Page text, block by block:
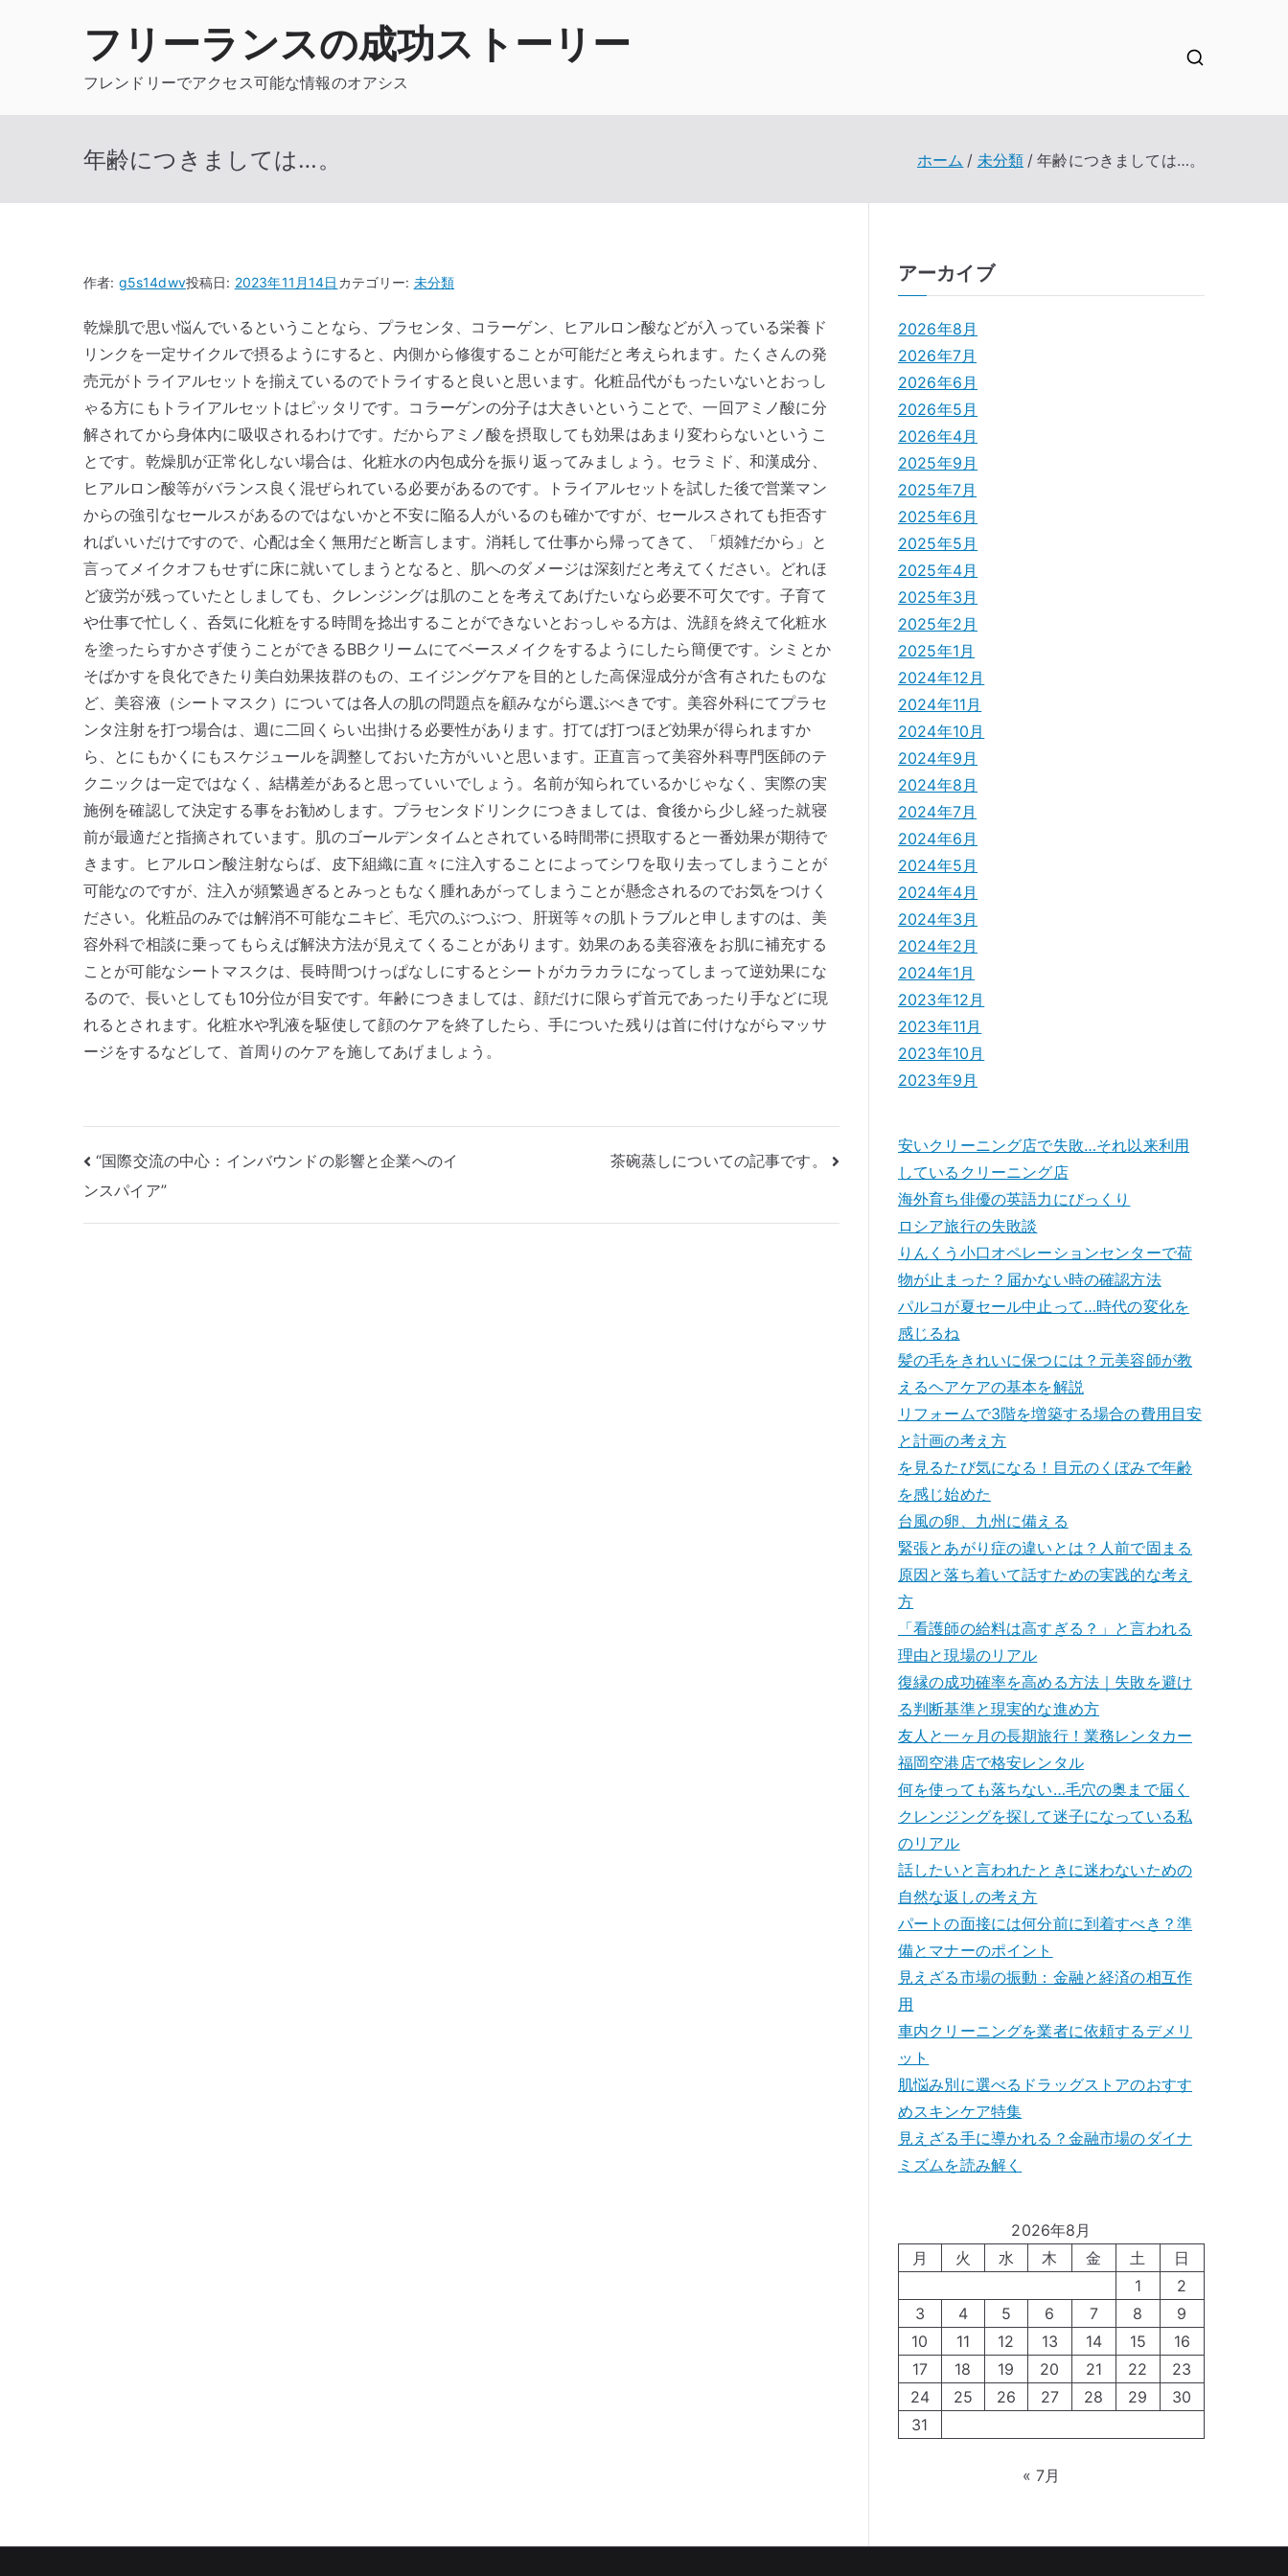
フリーランスの成功ストーリー
フレンドリーでアクセス可能な情報のオアシス
年齢につきましては…。 ホーム 未分類 年齢につきましては…。
作者: g5s14dwv投稿日: 2023年11月14日 カテゴリー: 未分類
乾燥肌で思い悩んでいるということなら、プラセンタ、コラーゲン、ヒアルロン酸などが入っている栄養ド
リンクを一定サイクルで摂るようにすると、内側から修復することが可能だと考えられます。たくさんの発
売元がトライアルセットを揃えているのでトライすると良いと思います。化粧品代がもったいないとおっし
ゃる方にもトライアルセットはピッタリです。コラーゲンの分子は大きいということで、一回アミノ酸に分
解されてから身体内に吸収されるわけです。だからアミノ酸を摂取しても効果はあまり変わらないというこ
とです。乾燥肌が正常化しない場合は、化粧水の内包成分を振り返ってみましょう。セラミド、和漢成分、
ヒアルロン酸等がバランス良く混ぜられている必要があるのです。トライアルセットを試した後で営業マン
からの強引なセールスがあるのではないかと不安に陥る人がいるのも確かですが、セールスされても拒否す
ればいいだけですので、心配は全く無用だと断言します。消耗して仕事から帰ってきて、「煩雑だから」と
言ってメイクオフもせずに床に就いてしまうとなると、肌へのダメージは深刻だと考えてください。どれほ
ど疲労が残っていたとしましても、クレンジングは肌のことを考えてあげたいなら必要不可欠です。子育て
や仕事で忙しく、呑気に化粧をする時間を捻出することができないとおっしゃる方は、洗顔を終えて化粧水
を塗ったらすかさず使うことができるBBクリームにてベースメイクをするようにしたら簡便です。シミとか
そばかすを良化できたり美白効果抜群のもの、エイジングケアを目的とした高保湿成分が含有されたものな
ど、美容液（シートマスク）については各人の肌の問題点を顧みながら選ぶべきです。美容外科にてプラセ
ンタ注射を打つ場合は、週に二回くらい出掛ける必要性があります。打てば打つほど効果が得られますか
ら、とにもかくにもスケジュールを調整しておいた方がいいと思います。正直言って美容外科専門医師のテ
クニックは一定ではなく、結構差があると思っていいでしょう。名前が知られているかじゃなく、実際の実
施例を確認して決定する事をお勧めします。プラセンタドリンクにつきましては、食後から少し経った就寝
前が最適だと指摘されています。肌のゴールデンタイムとされている時間帯に摂取すると一番効果が期待で
きます。ヒアルロン酸注射ならば、皮下組織に直々に注入することによってシワを取り去ってしまうことが
可能なのですが、注入が頻繁過ぎるとみっともなく腫れあがってしまうことが懸念されるのでお気をつけく
ださい。化粧品のみでは解消不可能なニキビ、毛穴のぶつぶつ、肝斑等々の肌トラブルと申しますのは、美
容外科で相談に乗ってもらえば解決方法が見えてくることがあります。効果のある美容液をお肌に補充する
ことが可能なシートマスクは、長時間つけっぱなしにするとシートがカラカラになってしまって逆効果にな
るので、長いとしても10分位が目安です。年齢につきましては、顔だけに限らず首元であったり手などに現
れるとされます。化粧水や乳液を駆使して顔のケアを終了したら、手についた残りは首に付けながらマッサ
ージをするなどして、首周りのケアを施してあげましょう。
投
稿
“国際交流の中心：インバウンドの影響と企業へのイ
ンスパイア”
茶碗蒸しについての記事です。
アーカイブ
2026年8月
2026年7月
2026年6月
2026年5月
2026年4月
2025年9月
2025年7月
2025年6月
2025年5月
2025年4月
2025年3月
2025年2月
2025年1月
2024年12月
2024年11月
2024年10月
2024年9月
2024年8月
2024年7月
2024年6月
2024年5月
2024年4月
2024年3月
2024年2月
2024年1月
2023年12月
2023年11月
2023年10月
2023年9月
安いクリーニング店で失敗…それ以来利用
しているクリーニング店
海外育ち俳優の英語力にびっくり
ロシア旅行の失敗談
りんくう小口オペレーションセンターで荷
物が止まった？届かない時の確認方法
パルコが夏セール中止って…時代の変化を
感じるね
髪の毛をきれいに保つには？元美容師が教
えるヘアケアの基本を解説
リフォームで3階を増築する場合の費用目安
と計画の考え方
を見るたび気になる！目元のくぼみで年齢
を感じ始めた
台風の卵、九州に備える
緊張とあがり症の違いとは？人前で固まる
原因と落ち着いて話すための実践的な考え
方
「看護師の給料は高すぎる？」と言われる
理由と現場のリアル
復縁の成功確率を高める方法｜失敗を避け
る判断基準と現実的な進め方
友人と一ヶ月の長期旅行！業務レンタカー
福岡空港店で格安レンタル
何を使っても落ちない…毛穴の奥まで届く
クレンジングを探して迷子になっている私
のリアル
話したいと言われたときに迷わないための
自然な返しの考え方
パートの面接には何分前に到着すべき？準
備とマナーのポイント
見えざる市場の振動：金融と経済の相互作
用
車内クリーニングを業者に依頼するデメリ
ット
肌悩み別に選べるドラッグストアのおすす
めスキンケア特集
見えざる手に導かれる？金融市場のダイナ
ミズムを読み解く
2026年8月
月
火 水 木 金 土
日
1
2
3
4 5 6 7 8
9
10
11 12 13 14 15
16
17
18 19 20 21 22
23
24
25 26 27 28 29
30
31
« 7月